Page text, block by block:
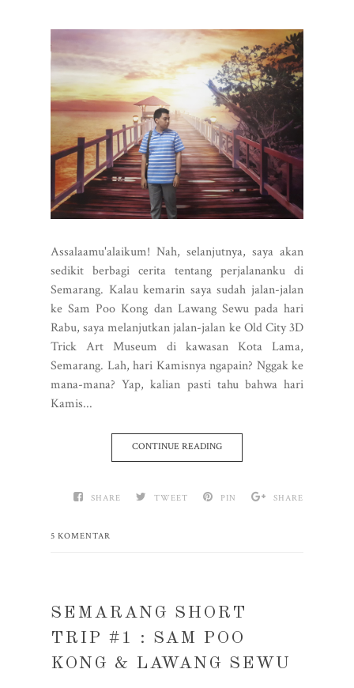
Assalaamu'alaikum! Nah, selanjutnya, saya akan
sedikit berbagi cerita tentang perjalananku di
Semarang. Kalau kemarin saya sudah jalan-jalan
ke Sam Poo Kong dan Lawang Sewu pada hari
Rabu, saya melanjutkan jalan-jalan ke Old City 3D
Trick Art Museum di kawasan Kota Lama,
Semarang. Lah, hari Kamisnya ngapain? Nggak ke
mana-mana? Yap, kalian pasti tahu bahwa hari
Kamis...
CONTINUE READING
SHARE TWEET PIN SHARE
5 KOMENTAR
SEMARANG SHORT
TRIP #1 : SAM POO
KONG & LAWANG SEWU